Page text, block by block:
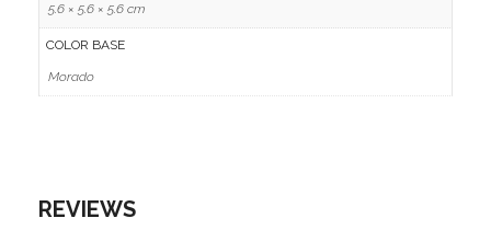
5.6 × 5.6 × 5.6 cm
COLOR BASE
Morado
REVIEWS